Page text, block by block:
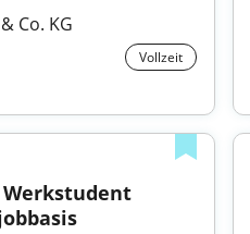
Co. KG
Vollzeit